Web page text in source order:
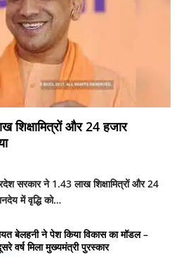
और 24 हजार
सरकार ने 1.43 लाख शिक्षामित्रों और 24
में वृद्धि को…
बेलहनी ने पेश किया विकास का मॉडल –
वर्ष मिला मुख्यमंत्री पुरस्कार